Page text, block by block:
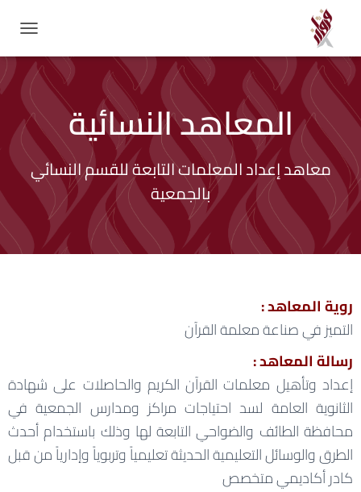
O
G
E
N
A
V
T
O
المعاهد النسائية
معاهد إعداد المعلمات التابعة للقسم النسائي
بالجمعية
روية المعاهد :
التميز في صناعة معلمة القرآن
رسالة المعاهد :
إعداد وتأهيل معلمات القرآن الكريم والحاصلات على شهادة
الثانوية العامة لسد احتياجات مراكز ومدارس الجمعية في
محافظة الطائف والضواحي التابعة لها وذلك باستخدام أحدث
الطرق والوسائل التعليمية الحديثة تعليمياً وتربوياً وإدارياً من قبل
كادر أكاديمي متخصص